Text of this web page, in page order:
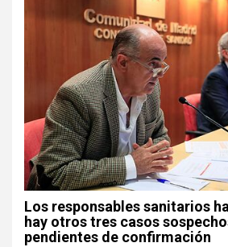
Los responsables sanitarios
hay otros tres casos
pendientes de confirmación